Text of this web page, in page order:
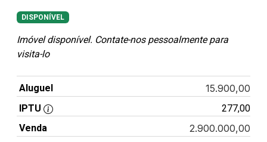
DISPONÍVEL
Imóvel disponível. Contate-nos pessoalmente para
visita-lo
Aluguel 15.900,00
IPTU
277,00
Venda
2.900.000,00